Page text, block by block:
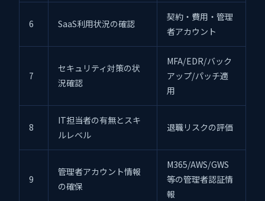
6 SaaS利用状況の確認
契約・費用・管理
者アカウント
7
セキュリティ対策の状
況確認
MFA/EDR/バック
アップ/パッチ適
用
8
IT担当者の有無とスキ
ルレベル
退職リスクの評価
9
管理者アカウント情報
の確保
M365/AWS/GWS
等の管理者認証情
報